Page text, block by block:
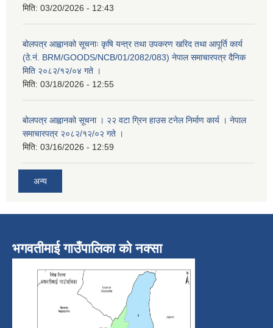
मिति: 03/20/2026 - 12:43
बोलपत्र आह्वानको सूचनाः कृषि यन्त्र तथा उपकरण खरिद तथा आपूर्ति कार्य
(ठे.नं. BRM/GOODS/NCB/01/2082/083) नेपाल समाचारपत्र दैनिक
मिति २०८२/१२/०४ गते ।
मिति: 03/18/2026 - 12:55
बोलपत्र आह्वानको सूचना । २२ वटा ग्रिन हाउस टनेल निर्माण कार्य । नेपाल
समाचारपत्र २०८२/१२/०२ गते ।
मिति: 03/16/2026 - 12:59
अन्य
भगवतीमाई गाउँपालिका को नक्सा